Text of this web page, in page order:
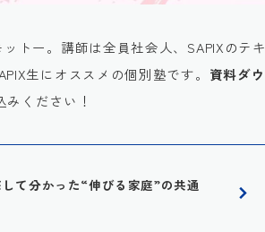
ットー。講師は全員社会人、SAPIXのテキ
生にオススメの個別塾です。 資料ダウ
みください！
て分かった“伸びる家庭”の共通